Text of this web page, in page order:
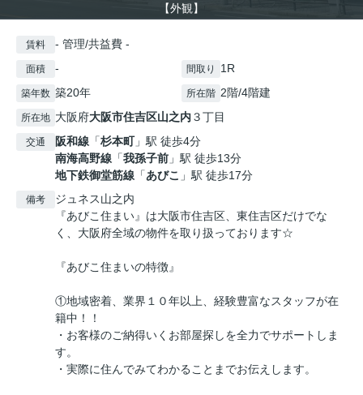
【外観】
賃料 - 管理/共益費 -
面積 - 間取り 1R
築年数 築20年 所在階 2階/4階建
所在地 大阪府大阪市住吉区山之内３丁目
交通 阪和線 「杉本町」駅 徒歩4分
南海高野線 「我孫子前 」駅 徒歩13分
地下鉄御堂筋線 「あびこ 」駅 徒歩17分
備考
ジュネス山之内
『あびこ住まい』は大阪市住吉区、東住吉区だけでな
く、大阪府全域の物件を取り扱っております☆
『あびこ住まいの特徴』
①地域密着、業界１０年以上、経験豊富なスタッフが在
籍中！！
・お客様のご納得いくお部屋探しを全力でサポートしま
す。
・実際に住んでみてわかることまでお伝えします。